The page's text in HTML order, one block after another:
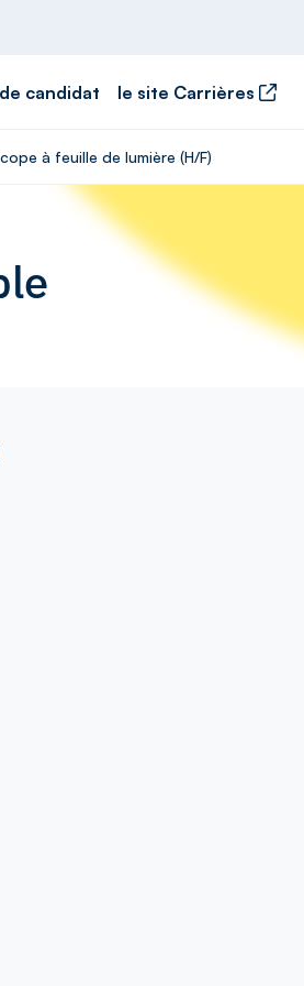
candidat le site Carrières
à feuille de lumière (H/F)